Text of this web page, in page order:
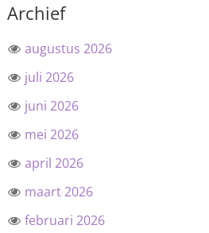
Archief
augustus 2026
juli 2026
juni 2026
mei 2026
april 2026
maart 2026
februari 2026